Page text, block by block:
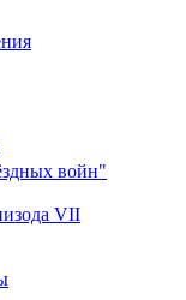
войн"
VII